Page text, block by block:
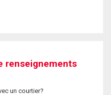
renseignements
un courtier?